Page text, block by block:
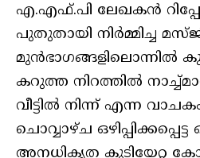
എ.എഫ്.പി ലേഖകന്‍
പുതുതായി നിര്‍മ്മിച്ച
മുന്‍ഭാഗങ്ങളിലൊന്നില്‍
കറുത്ത നിറത്തില്‍
വീട്ടില്‍ നിന്ന് എന്ന
ചൊവ്വാഴ്ച
അനധികൃത കുടിയേറ്റ